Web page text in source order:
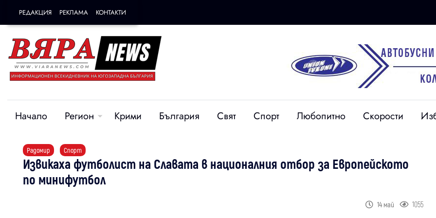
РЕДАКЦИЯ РЕКЛАМА КОНТАКТИ
Начало Регион Крими България Свят Спорт Любопитно Скорости
Радомир Спорт
Извикаха футболист на Славата в националния отбор за Европейското
по минифутбол
14 май 1055